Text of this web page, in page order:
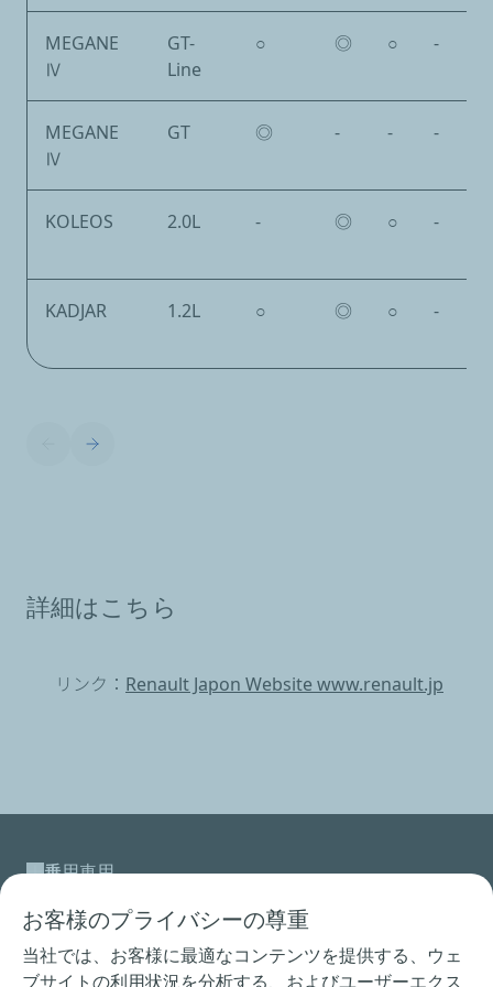
MEGANE
Ⅳ
GT-
Line
○ ◎ ○ -
MEGANE
Ⅳ
GT ◎ - - -
KOLEOS 2.0L - ◎ ○ -
KADJAR 1.2L ○ ◎ ○ -
詳細はこちら
リンク： Renault Japon Website www.renault.jp
乗用車用
二輪車用
レース用製品
お客様のプライバシーの尊重
当社では、お客様に最適なコンテンツを提供する、ウェ
ブサイトの利用状況を分析する、およびユーザーエクス